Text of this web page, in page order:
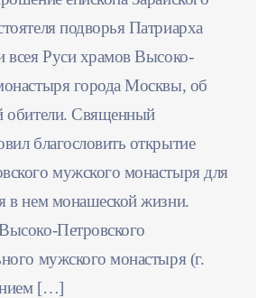
подворья Патриарха
всея Руси храмов Высоко-
города Москвы, об
обители. Священный
благословить открытие
мужского монастыря для
в нем монашеской жизни.
Петровского
мужского монастыря (г.
[…]